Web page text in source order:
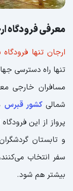
معرفی فرودگاه
ارجان تنها
تنها راه دسترسی
مسافران خارجی
شمالیکشور قبرس
پرواز از این
و تابستان
سفر انتخاب
بیشتر هم شود.